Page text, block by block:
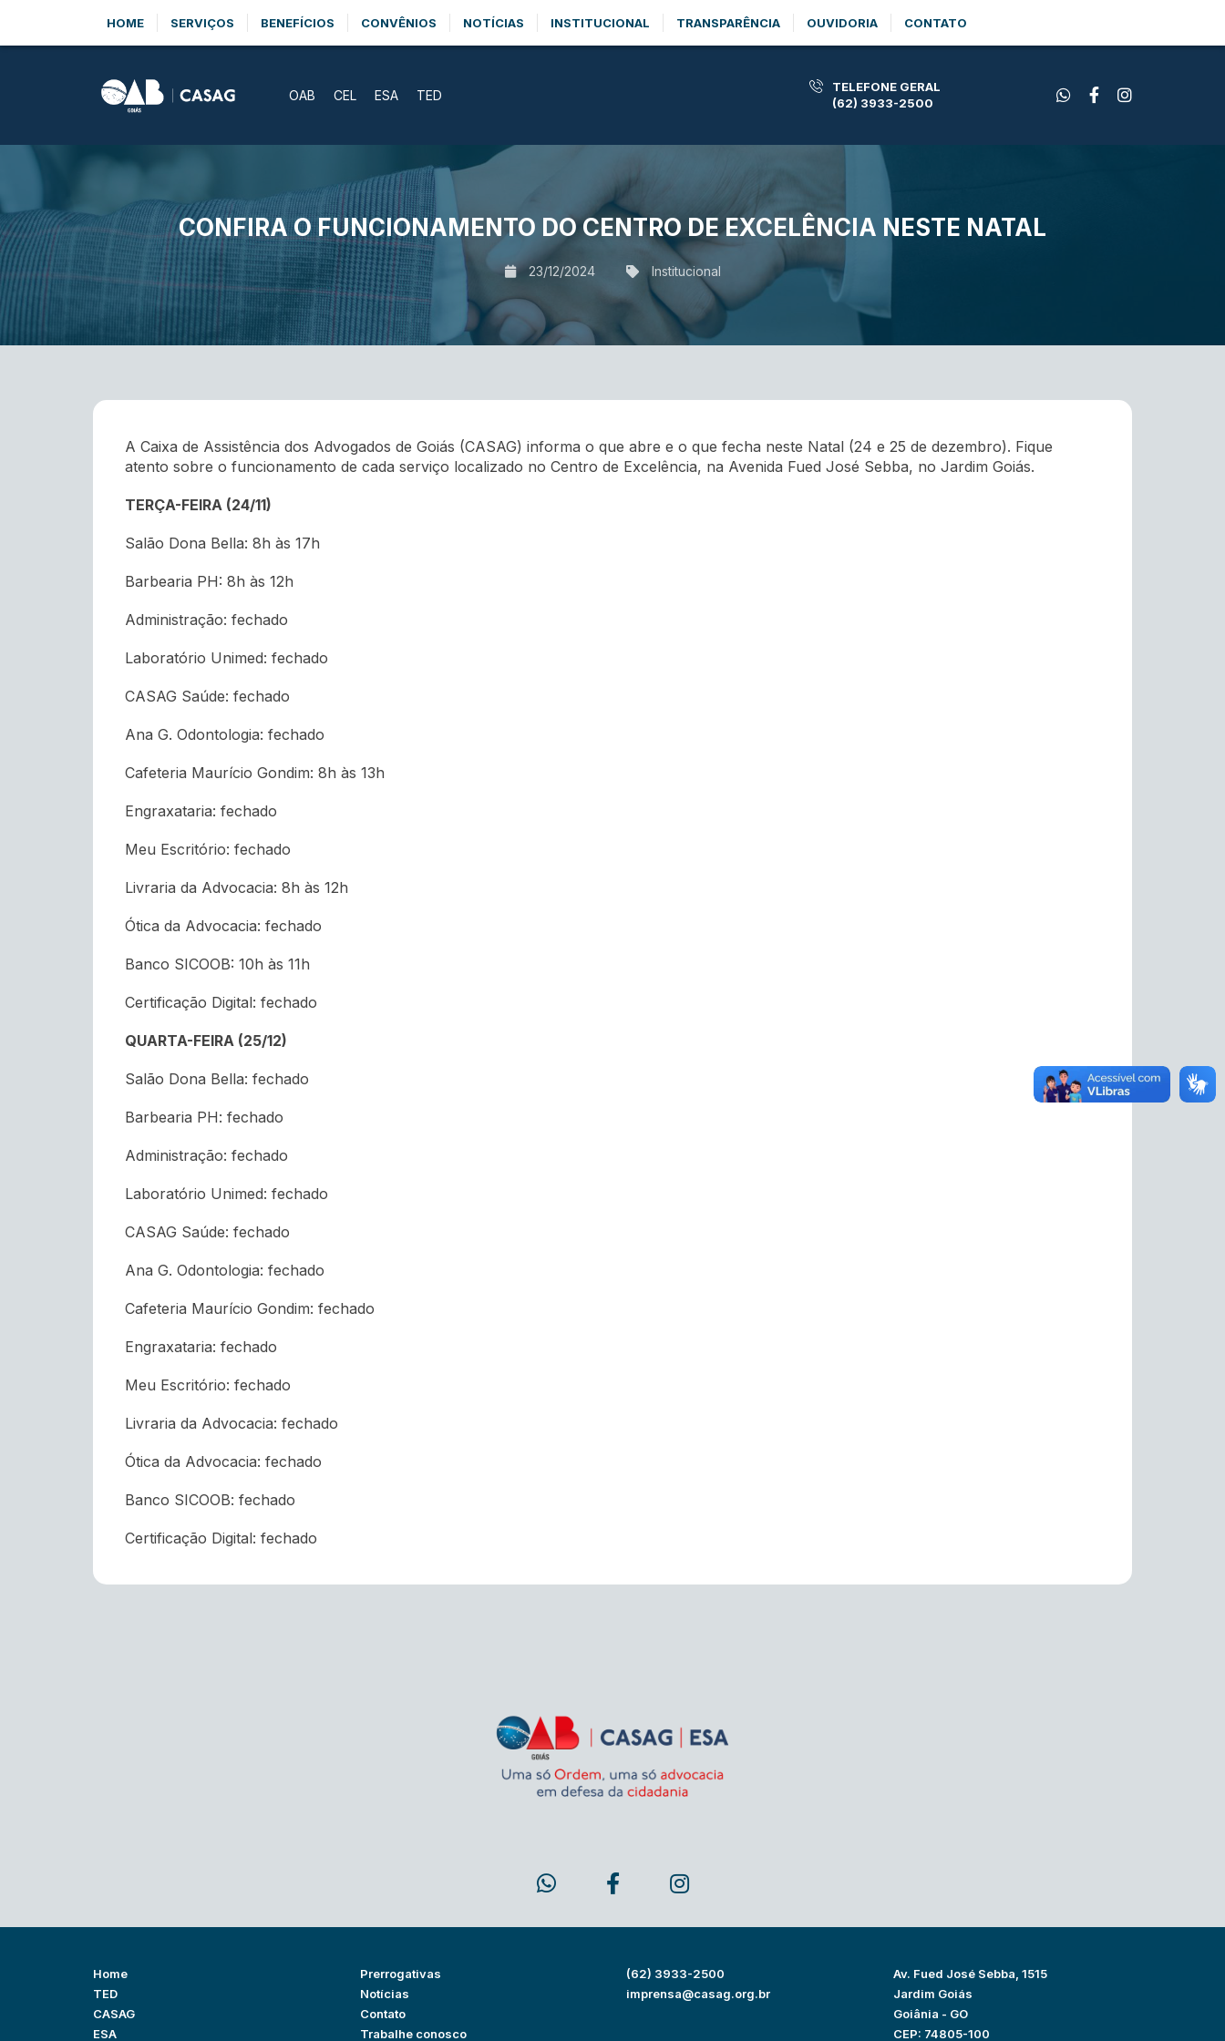
HOME SERVIÇOS BENEFÍCIOS CONVÊNIOS NOTÍCIAS INSTITUCIONAL TRANSPARÊNCIA OUVIDORIA CONTATO
OAB CEL ESA TED
TELEFONE GERAL
(62) 3933-2500
CONFIRA O FUNCIONAMENTO DO CENTRO DE EXCELÊNCIA NESTE NATAL
23/12/2024 Institucional
A Caixa de Assistência dos Advogados de Goiás (CASAG) informa o que abre e o que fecha neste Natal (24 e 25 de dezembro). Fique
atento sobre o funcionamento de cada serviço localizado no Centro de Excelência, na Avenida Fued José Sebba, no Jardim Goiás.
TERÇA-FEIRA (24/11)
Salão Dona Bella: 8h às 17h
Barbearia PH: 8h às 12h
Administração: fechado
Laboratório Unimed: fechado
CASAG Saúde: fechado
Ana G. Odontologia: fechado
Cafeteria Maurício Gondim: 8h às 13h
Engraxataria: fechado
Meu Escritório: fechado
Livraria da Advocacia: 8h às 12h
Ótica da Advocacia: fechado
Banco SICOOB: 10h às 11h
Certificação Digital: fechado
QUARTA-FEIRA (25/12)
Salão Dona Bella: fechado
Barbearia PH: fechado
Administração: fechado
Laboratório Unimed: fechado
CASAG Saúde: fechado
Ana G. Odontologia: fechado
Cafeteria Maurício Gondim: fechado
Engraxataria: fechado
Meu Escritório: fechado
Livraria da Advocacia: fechado
Ótica da Advocacia: fechado
Banco SICOOB: fechado
Certificação Digital: fechado
Home
TED
CASAG
ESA
Prerrogativas
Notícias
Contato
Trabalhe conosco
(62) 3933-2500
imprensa@casag.org.br
Av. Fued José Sebba, 1515
Jardim Goiás
Goiânia - GO
CEP: 74805-100